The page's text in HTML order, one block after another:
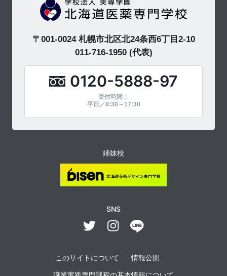
〒001-0024 札幌市北区北24条西6丁目2-10
011-716-1950(代表)
0120-5888-97
受付時間：
平日／8:30～17:30
姉妹校
SNS
このサイトについて 情報公開